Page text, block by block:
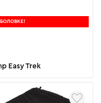
Easy Trek